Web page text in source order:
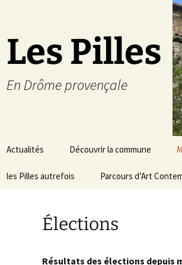
Les Pilles
En Drôme provençale
Aller
contenu
Actualités Découvrir la commune
Le mot du maire
Plans du village
Météo
les Pilles autrefois Parcours d’Art
Élections
Résultats des élections depuis